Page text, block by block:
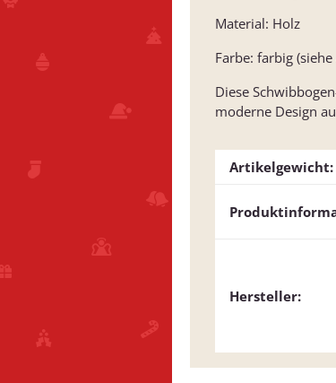
Material: Holz
Farbe: farbig
Diese
moderne Design
Artikelgewicht:
Hersteller: